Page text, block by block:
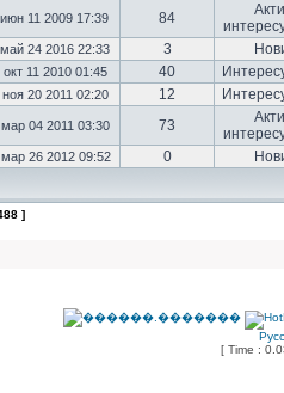
11 2009 17:39 84
24 2016 22:33 3
11 2010 01:45 40
ноя 20 2011 02:20 12
04 2011 03:30 73
26 2012 09:52 0
]
[ Time :